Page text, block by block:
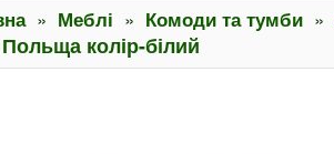
» Меблі » Комоди та тумби »
колір-білий